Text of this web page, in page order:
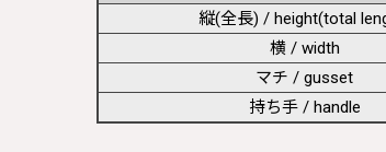
縦(全長) / height(total
横 / width
マチ / gusset
持ち手 / handle